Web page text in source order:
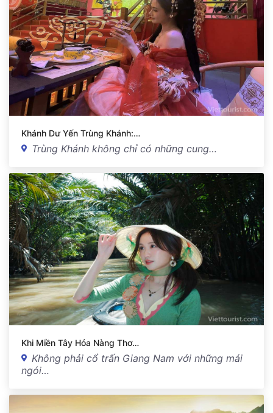
Khánh Dư Yến Trùng Khánh:…
Trùng Khánh không chỉ có những cung…
Khi Miền Tây Hóa Nàng Thơ…
Không phải cổ trấn Giang Nam với những mái
ngói…